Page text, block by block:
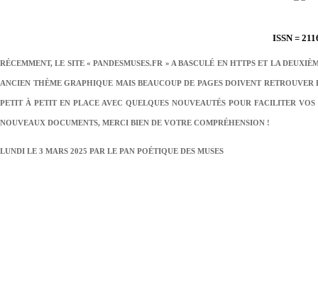
ISSN =
RÉCEMMENT, LE SITE « PANDESMUSES.FR » A BASCULÉ EN HTTPS ET LA
ANCIEN THÈME GRAPHIQUE MAIS BEAUCOUP DE PAGES DOIVENT
PETIT À PETIT EN PLACE AVEC QUELQUES NOUVEAUTÉS POUR FACILITER
NOUVEAUX DOCUMENTS, MERCI BIEN DE VOTRE COMPRÉHENSION !
LUNDI LE 3 MARS 2025 PAR LE PAN POÉTIQUE DES MUSES